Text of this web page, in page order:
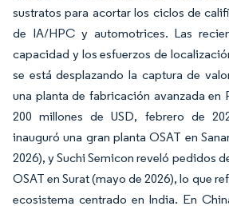
sustratos para acortar los ciclos de
de IA/HPC y automotrices. Las
capacidad y los esfuerzos de
se está desplazando la captura de
una planta de fabricación avanzada en
200 millones de USD, febrero de
inauguró una gran planta OSAT en
2026), y Suchi Semicon reveló pedidos
OSAT en Surat (mayo de 2026), lo que
ecosistema centrado en India. En